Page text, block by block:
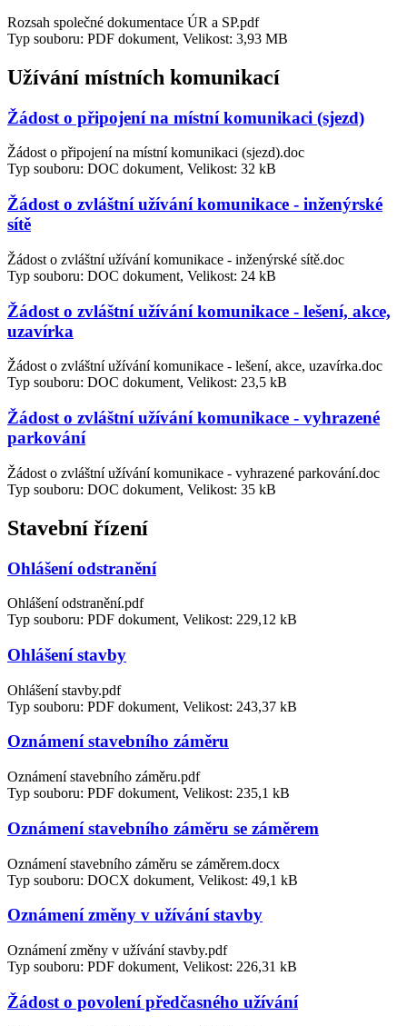
Rozsah společné dokumentace ÚR a SP.pdf
Typ souboru: PDF dokument, Velikost: 3,93 MB
Užívání místních komunikací
Žádost o připojení na místní komunikaci (sjezd)
Žádost o připojení na místní komunikaci (sjezd).doc
Typ souboru: DOC dokument, Velikost: 32 kB
Žádost o zvláštní užívání komunikace - inženýrské
sítě
Žádost o zvláštní užívání komunikace - inženýrské sítě.doc
Typ souboru: DOC dokument, Velikost: 24 kB
Žádost o zvláštní užívání komunikace - lešení, akce,
uzavírka
Žádost o zvláštní užívání komunikace - lešení, akce, uzavírka.doc
Typ souboru: DOC dokument, Velikost: 23,5 kB
Žádost o zvláštní užívání komunikace - vyhrazené
parkování
Žádost o zvláštní užívání komunikace - vyhrazené parkování.doc
Typ souboru: DOC dokument, Velikost: 35 kB
Stavební řízení
Ohlášení odstranění
Ohlášení odstranění.pdf
Typ souboru: PDF dokument, Velikost: 229,12 kB
Ohlášení stavby
Ohlášení stavby.pdf
Typ souboru: PDF dokument, Velikost: 243,37 kB
Oznámení stavebního záměru
Oznámení stavebního záměru.pdf
Typ souboru: PDF dokument, Velikost: 235,1 kB
Oznámení stavebního záměru se záměrem
Oznámení stavebního záměru se záměrem.docx
Typ souboru: DOCX dokument, Velikost: 49,1 kB
Oznámení změny v užívání stavby
Oznámení změny v užívání stavby.pdf
Typ souboru: PDF dokument, Velikost: 226,31 kB
Žádost o povolení předčasného užívání